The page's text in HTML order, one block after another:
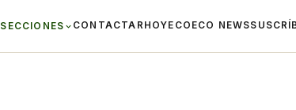
SECCIONES CONTACTAR HOYECO ECO NEWS